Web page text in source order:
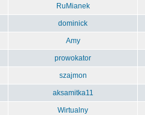
RuMianek
dominick
Amy
prowokator
szajmon
aksamitka11
Wirtualny